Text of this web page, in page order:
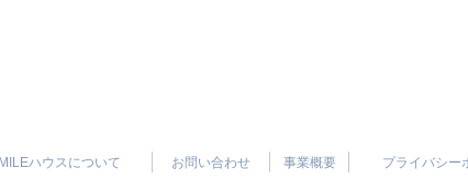
ハウスについて お問い合わせ 事業概要 プライバシー